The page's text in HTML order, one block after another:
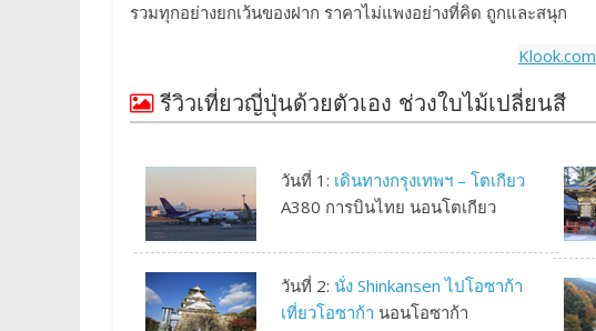
รวมทุกอย่างยกเว้นของฝาก ราคาไม่แพงอย่างที่คิด ถูกและสนุก
Klook.com
รีวิวเที่ยวญี่ปุ่นด้วยตัวเอง ช่วงใบไม้เปลี่ยนสี
วันที่ 1: เดินทางกรุงเทพฯ – โตเกียว
A380 การบินไทย นอนโตเกียว
วันที่ 2: นั่ง Shinkansen ไปโอซาก้า
เที่ยวโอซาก้า นอนโอซาก้า